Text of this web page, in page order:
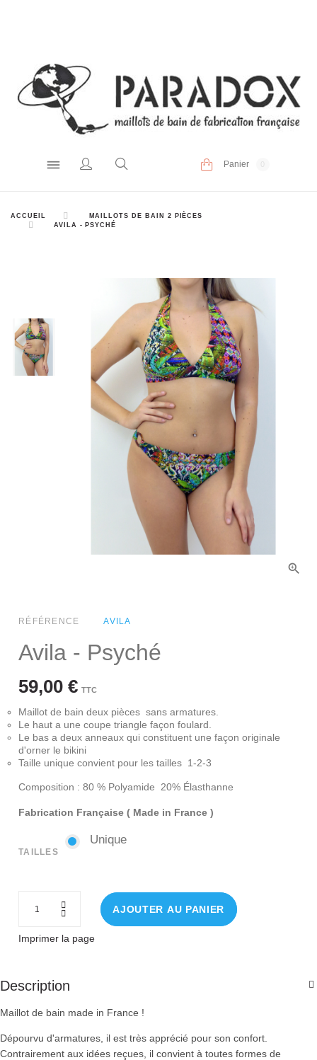
Panier
ACCUEIL
MAILLOTS DE BAIN 2 PIÈCES
AVILA - PSYCHÉ
RÉFÉRENCE AVILA
Avila - Psyché
59,00 € TTC
Maillot de bain deux pièces sans armatures.
Le haut a une coupe triangle façon foulard.
Le bas a deux anneaux qui constituent une façon originale
d'orner le bikini
Taille unique convient pour les tailles 1-2-3
Composition : 80 % Polyamide 20% Élasthanne
Fabrication Française ( Made in France )
TAILLES
UniqueUnique
AJOUTER AU PANIER
Imprimer la page
Description
Maillot de bain made in France !
Dépourvu d'armatures, il est très apprécié pour son confort.
Contrairement aux idées reçues, il convient à toutes formes de